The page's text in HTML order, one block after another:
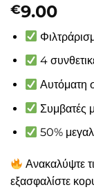
€9.00
4
Αυτόματη
50%
Ανακαλύψτε
εξασφαλίστε